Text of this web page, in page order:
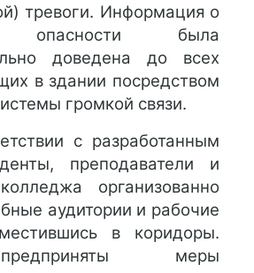
тревоги. Информация о
опасности была
доведена до всех
в здании посредством
громкой связи.
с разработанным
преподаватели и
организованно
аудитории и рабочие
в коридоры.
меры